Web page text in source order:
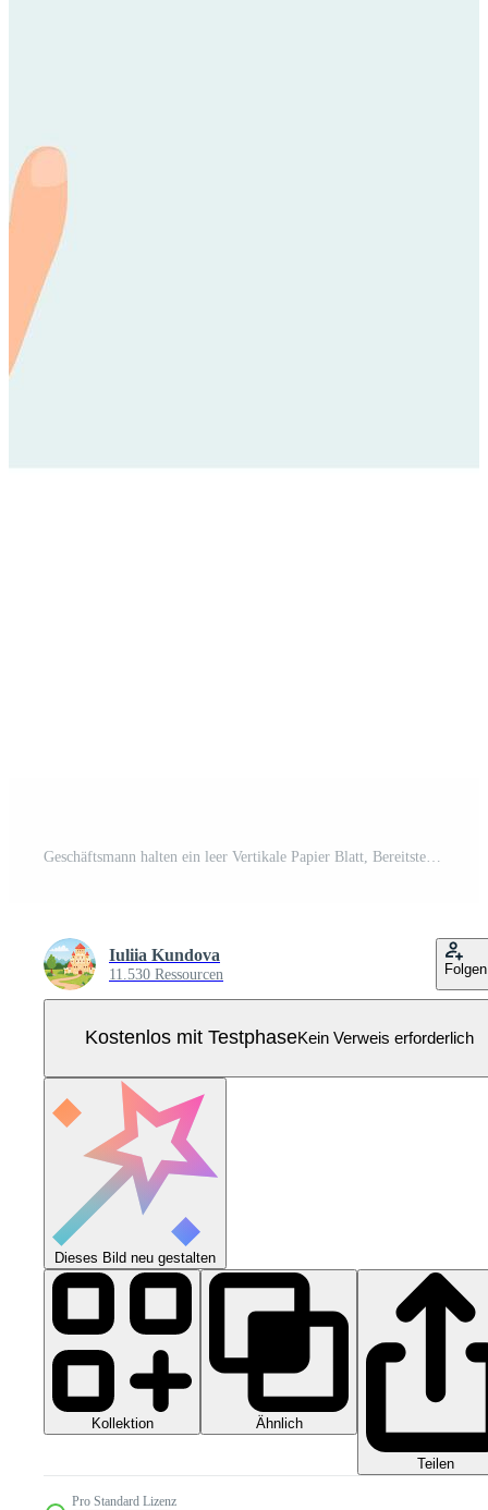
Iuliia Kundova
11.530 Ressourcen Folgen
Kostenlos mit TestphaseKein Verweis erforderlich
Dieses Bild neu gestalten
Kollektion Ähnlich
Teilen
Pro Standard Lizenz